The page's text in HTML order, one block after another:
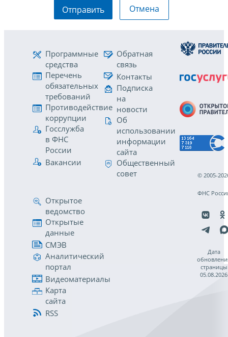
Отправить Отмена
Программные
средства
Перечень
обязательных
требований
Противодействие
коррупции
Госслужба
в ФНС
России
Вакансии
Обратная
связь
Контакты
Подписка
на
новости
Об
использовании
информации
сайта
Общественный
совет
Открытое
ведомство
Открытые
данные
СМЭВ
Аналитический
портал
Видеоматериалы
Карта
сайта
RSS
© 2005-
ФНС
Дата
страницы
05.08.2026